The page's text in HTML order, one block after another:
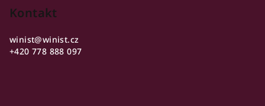
Kontakt
winist@winist.cz
+420 778 888 097